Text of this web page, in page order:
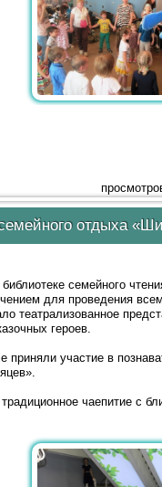
отдыха
семейного
для проведения
театрализованное
героев.
приняли участие в
чаепитие с